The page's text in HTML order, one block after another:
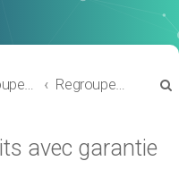
Regroupement de crédits ou Rachat de Crédits pour Propriétaire Regroupement de crédits avec garantie
avec garantie